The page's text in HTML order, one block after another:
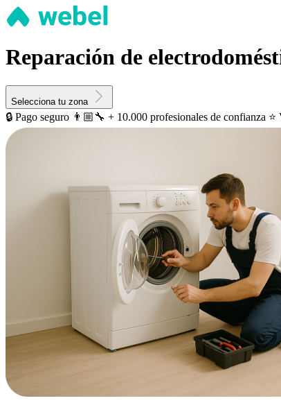
Reparación de
Selecciona tu zona
🔒 Pago seguro 👨🏼‍🔧 + 10.000 profesionales de confianza ⭐️